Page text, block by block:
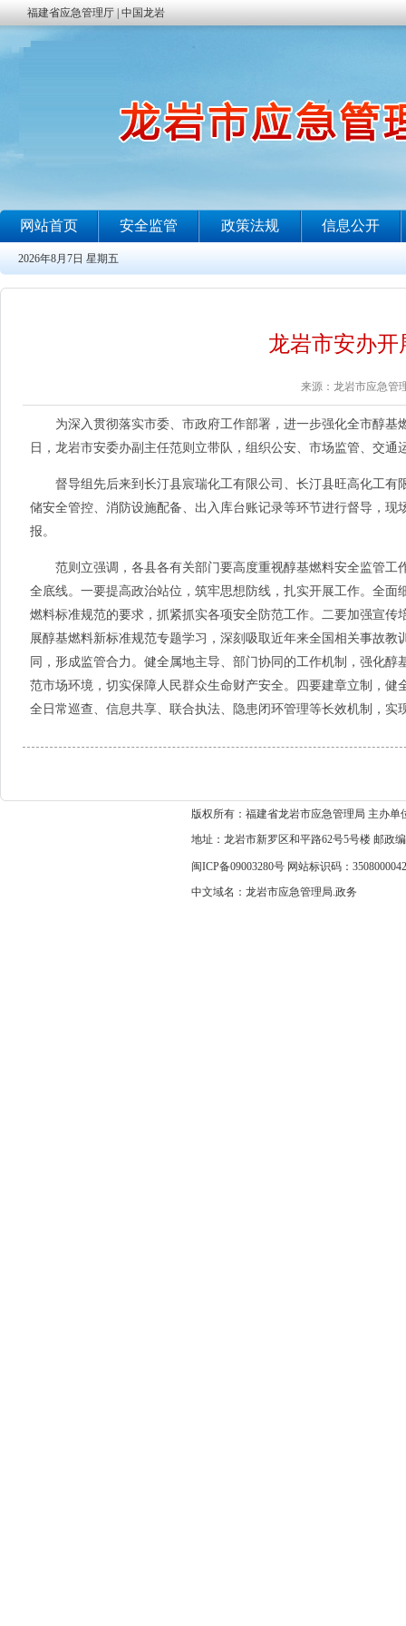
龙岩市安办
来源：龙岩市应急管
为深入贯彻落实市委、市政府工作部署，进一步强化全市醇基
日，龙岩市安委办副主任范则立带队，组织公安、市场监管、交
督导组先后来到长汀县宸瑞化工有限公司、长汀县旺高化工有
储安全管控、消防设施配备、出入库台账记录等环节进行督导，
报。
范则立强调，各县各有关部门要高度重视醇基燃料安全监管工
全底线。一要提高政治站位，筑牢思想防线，扎实开展工作。全
燃料标准规范的要求，抓紧抓实各项安全防范工作。二要加强宣
展醇基燃料新标准规范专题学习，深刻吸取近年来全国相关事故
同，形成监管合力。健全属地主导、部门协同的工作机制，强化
范市场环境，切实保障人民群众生命财产安全。四要建章立制，
全日常巡查、信息共享、联合执法、隐患闭环管理等长效机制，